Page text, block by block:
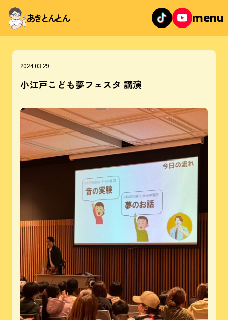
あきとんとん menu
2024.03.29
小江戸こども夢フェスタ 講演